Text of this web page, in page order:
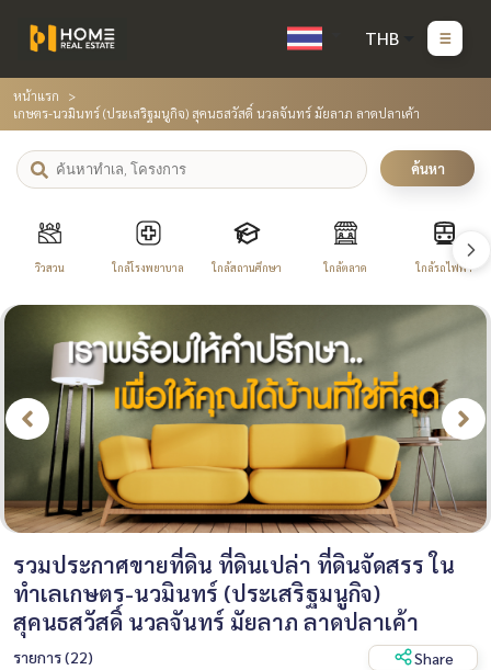
THB
หน้าแรก
เกษตร-นวมินทร์ (ประเสริฐมนูกิจ) สุคนธสวัสดิ์ นวลจันทร์ มัยลาภ ลาดปลาเค้า
ค้นหา
วิวสวน ใกล้โรงพยาบาล ใกล้สถานศึกษา ใกล้ตลาด ใกล้รถไฟฟ้า
รวมประกาศขายที่ดิน ที่ดินเปล่า ที่ดินจัดสรร ใน
ทำเลเกษตร-นวมินทร์ (ประเสริฐมนูกิจ)
สุคนธสวัสดิ์ นวลจันทร์ มัยลาภ ลาดปลาเค้า
รายการ (22) Share